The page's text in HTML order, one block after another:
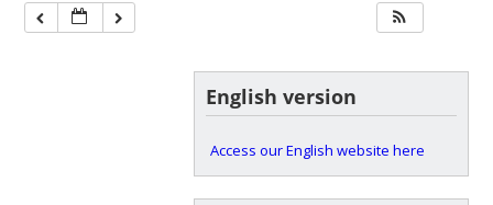
English version
Access our English website here